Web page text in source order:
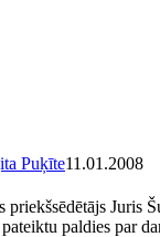
Puķīte11.01.2008
Juris
paldies par